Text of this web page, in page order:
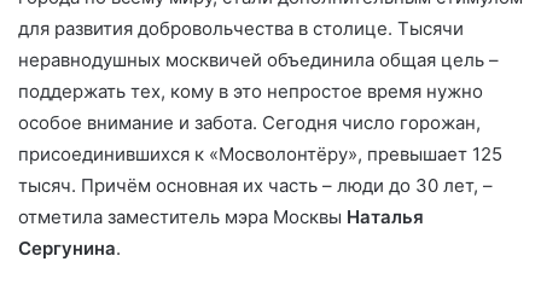
для развития добровольчества в столице. Тысячи
неравнодушных москвичей объединила общая цель –
поддержать тех, кому в это непростое время нужно
особое внимание и забота. Сегодня число горожан,
присоединившихся к «Мосволонтёру», превышает 125
тысяч. Причём основная их часть – люди до 30 лет, –
отметила заместитель мэра Москвы Наталья
Сергунина.